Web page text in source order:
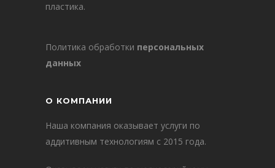
пластика.
Политика обработки персональных
данных
О КОМПАНИИ
Наша компания оказывает услуги по
аддитивным технологиям с 2015 года.